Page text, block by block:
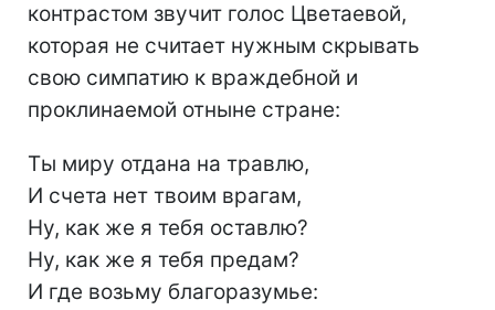
контрастом звучит голос Цветаевой,
которая не считает нужным скрывать
свою симпатию к враждебной и
проклинаемой отныне стране:
Ты миру отдана на травлю,
И счета нет твоим врагам,
Ну, как же я тебя оставлю?
Ну, как же я тебя предам?
И где возьму благоразумье: